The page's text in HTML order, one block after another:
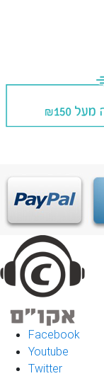
Facebook
Youtube
Twitter